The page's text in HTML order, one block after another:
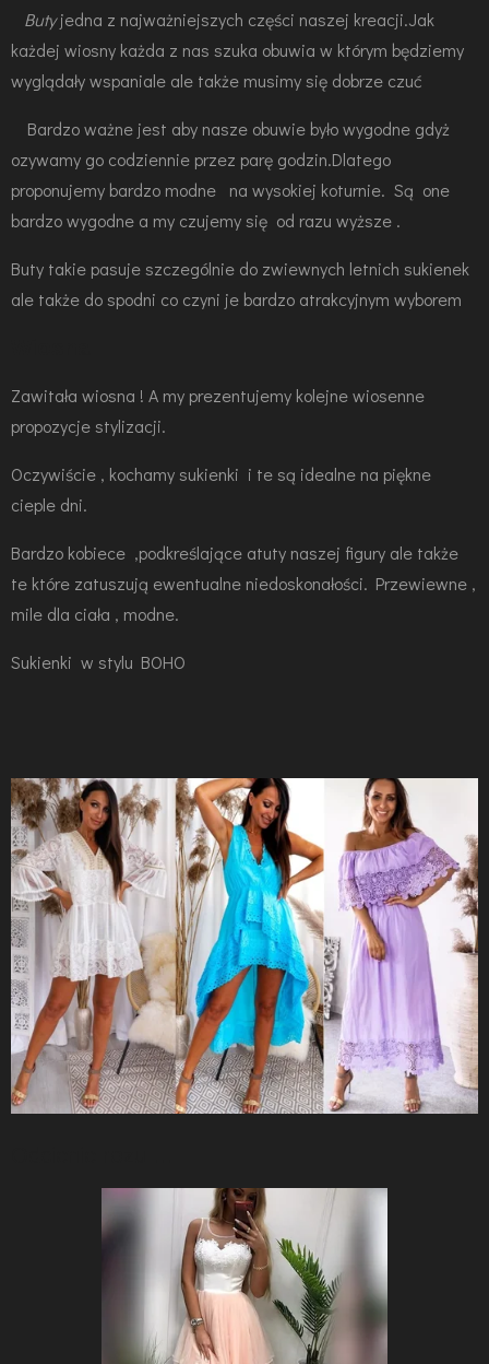
Butyjedna z najważniejszych części naszej kreacji.Jak
każdej wiosny każda z nas szuka obuwia w którym będziemy
wyglądały wspaniale ale także musimy się dobrze czuć
Bardzo ważne jest aby nasze obuwie było wygodne gdyż
ozywamy go codziennie przez parę godzin.Dlatego
proponujemy bardzo modne na wysokiej koturnie. Są one
bardzo wygodne a my czujemy się od razu wyższe .
Buty takie pasuje szczególnie do zwiewnych letnich sukienek
ale także do spodni co czyni je bardzo atrakcyjnym wyborem
Zawitała wiosna ! A my prezentujemy kolejne wiosenne
propozycje stylizacji.
Oczywiście , kochamy sukienki i te są idealne na piękne
cieple dni.
Bardzo kobiece ,podkreślające atuty naszej figury ale także
te które zatuszują ewentualne niedoskonałości. Przewiewne ,
mile dla ciała , modne.
Sukienki w stylu BOHO